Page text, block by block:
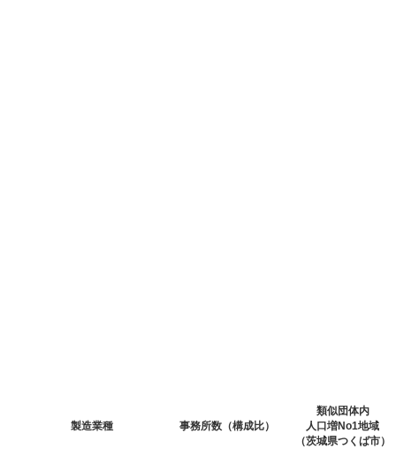
製造業種 事務所数（構成比）
類似団体内
人口増No1地域
（茨城県つくば市）